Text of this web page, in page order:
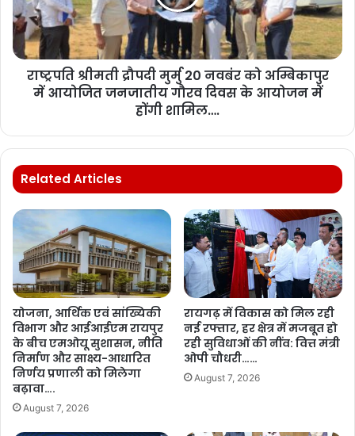
राष्ट्रपति श्रीमती द्रौपदी मुर्मु 20 नवबंर को अम्बिकापुर
में आयोजित जनजातीय गौरव दिवस के आयोजन में
होंगी शामिल….
Related Articles
योजना, आर्थिक एवं सांख्यिकी
विभाग और आईआईएम रायपुर
के बीच एमओयू सुशासन, नीति
निर्माण और साक्ष्य-आधारित
निर्णय प्रणाली को मिलेगा
बढ़ावा….
August 7, 2026
रायगढ़ में विकास को मिल रही
नई रफ्तार, हर क्षेत्र में मजबूत हो
रही सुविधाओं की नींव: वित्त मंत्री
ओपी चौधरी……
August 7, 2026